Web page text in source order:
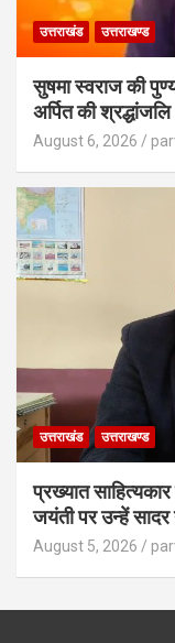
उत्तराखंड उत्तराखण्ड
सुषमा स्वराज की
अर्पित की श्रद्धांजलि
August 6, 2026
उत्तराखंड उत्तराखण्ड
प्रख्यात
जयंती पर उन्हें
August 5, 2026